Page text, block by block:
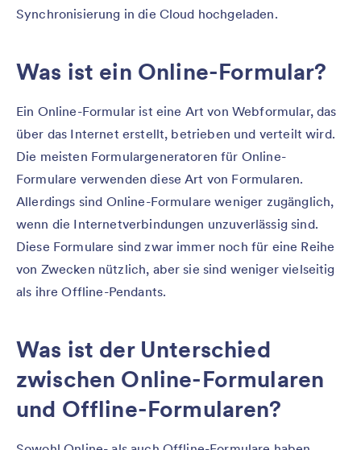
Synchronisierung in die Cloud hochgeladen.
Was ist ein Online-Formular?
Ein Online-Formular ist eine Art von Webformular, das
über das Internet erstellt, betrieben und verteilt wird.
Die meisten Formulargeneratoren für Online-
Formulare verwenden diese Art von Formularen.
Allerdings sind Online-Formulare weniger zugänglich,
wenn die Internetverbindungen unzuverlässig sind.
Diese Formulare sind zwar immer noch für eine Reihe
von Zwecken nützlich, aber sie sind weniger vielseitig
als ihre Offline-Pendants.
Was ist der Unterschied
zwischen Online-Formularen
und Offline-Formularen?